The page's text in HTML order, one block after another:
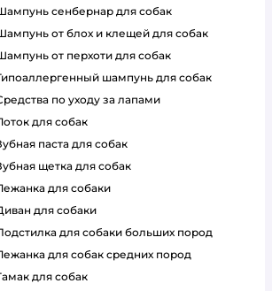
шампунь сенбернар для собак
шампунь от блох и клещей для собак
шампунь от перхоти для собак
гипоаллергенный шампунь для собак
средства по уходу за лапами
лоток для собак
зубная паста для собак
зубная щетка для собак
лежанка для собаки
диван для собаки
подстилка для собаки больших пород
лежанка для собак средних пород
гамак для собак